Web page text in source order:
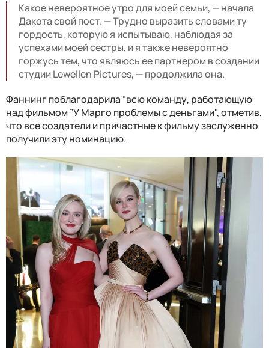
Какое невероятное утро для моей семьи, — начала
Дакота свой пост. — Трудно выразить словами ту
гордость, которую я испытываю, наблюдая за
успехами моей сестры, и я также невероятно
горжусь тем, что являюсь ее партнером в создании
студии Lewellen Pictures, — продолжила она.
Фаннинг поблагодарила “всю команду, работающую
над фильмом ”У Марго проблемы с деньгами", отметив,
что все создатели и причастные к фильму заслуженно
получили эту номинацию.